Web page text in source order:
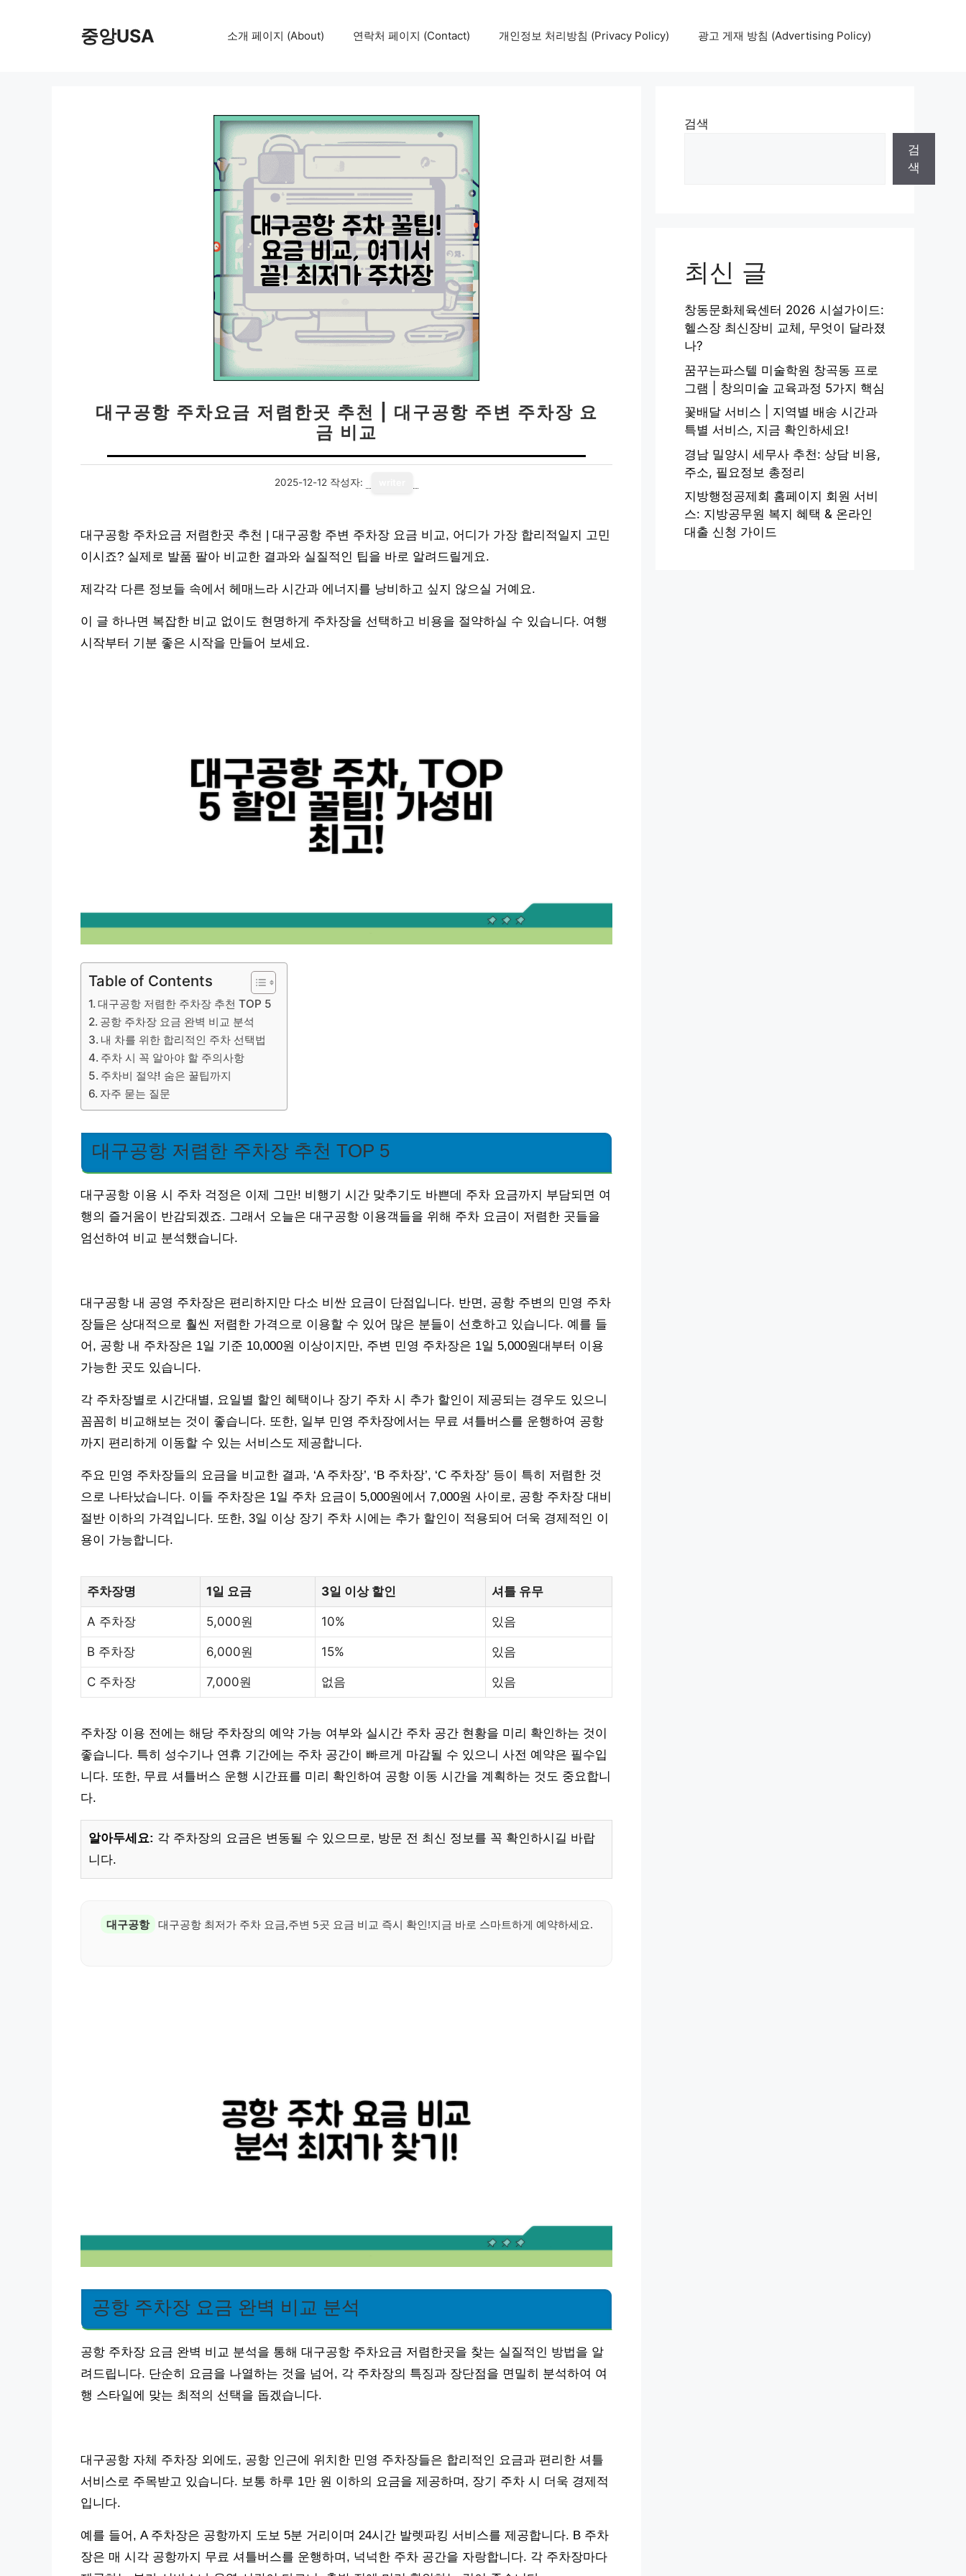
중앙USA 소개 페이지 (About) 연락처 페이지 (Contact) 개인정보 처리방침 (Privacy Policy) 광고 게재 방침 (Advertising Policy)
대구공항 주차요금 저렴한곳 추천 | 대구공항 주변 주차장 요
금 비교
2025-12-12 작성자:
대구공항 주차요금 저렴한곳 추천 | 대구공항 주변 주차장 요금 비교, 어디가 가장 합리적일지 고민
이시죠? 실제로 발품 팔아 비교한 결과와 실질적인 팁을 바로 알려드릴게요.
제각각 다른 정보들 속에서 헤매느라 시간과 에너지를 낭비하고 싶지 않으실 거예요.
이 글 하나면 복잡한 비교 없이도 현명하게 주차장을 선택하고 비용을 절약하실 수 있습니다. 여행
시작부터 기분 좋은 시작을 만들어 보세요.
Table of Contents
대구공항 저렴한 주차장 추천 TOP 5
공항 주차장 요금 완벽 비교 분석
내 차를 위한 합리적인 주차 선택법
주차 시 꼭 알아야 할 주의사항
주차비 절약! 숨은 꿀팁까지
자주 묻는 질문
대구공항 저렴한 주차장 추천 TOP 5
대구공항 이용 시 주차 걱정은 이제 그만! 비행기 시간 맞추기도 바쁜데 주차 요금까지 부담되면 여
행의 즐거움이 반감되겠죠. 그래서 오늘은 대구공항 이용객들을 위해 주차 요금이 저렴한 곳들을
엄선하여 비교 분석했습니다.
대구공항 내 공영 주차장은 편리하지만 다소 비싼 요금이 단점입니다. 반면, 공항 주변의 민영 주차
장들은 상대적으로 훨씬 저렴한 가격으로 이용할 수 있어 많은 분들이 선호하고 있습니다. 예를 들
어, 공항 내 주차장은 1일 기준 10,000원 이상이지만, 주변 민영 주차장은 1일 5,000원대부터 이용
가능한 곳도 있습니다.
각 주차장별로 시간대별, 요일별 할인 혜택이나 장기 주차 시 추가 할인이 제공되는 경우도 있으니
꼼꼼히 비교해보는 것이 좋습니다. 또한, 일부 민영 주차장에서는 무료 셔틀버스를 운행하여 공항
까지 편리하게 이동할 수 있는 서비스도 제공합니다.
주요 민영 주차장들의 요금을 비교한 결과, ‘A 주차장’, ‘B 주차장’, ‘C 주차장’ 등이 특히 저렴한 것
으로 나타났습니다. 이들 주차장은 1일 주차 요금이 5,000원에서 7,000원 사이로, 공항 주차장 대비
절반 이하의 가격입니다. 또한, 3일 이상 장기 주차 시에는 추가 할인이 적용되어 더욱 경제적인 이
용이 가능합니다.
주차장명 1일 요금 3일 이상 할인 셔틀 유무
A 주차장 5,000원 10% 있음
B 주차장 6,000원 15% 있음
C 주차장 7,000원 없음 있음
주차장 이용 전에는 해당 주차장의 예약 가능 여부와 실시간 주차 공간 현황을 미리 확인하는 것이
좋습니다. 특히 성수기나 연휴 기간에는 주차 공간이 빠르게 마감될 수 있으니 사전 예약은 필수입
니다. 또한, 무료 셔틀버스 운행 시간표를 미리 확인하여 공항 이동 시간을 계획하는 것도 중요합니
다.
알아두세요: 각 주차장의 요금은 변동될 수 있으므로, 방문 전 최신 정보를 꼭 확인하시길 바랍
니다.
대구공항 대구공항 최저가 주차 요금,주변 5곳 요금 비교 즉시 확인!지금 바로 스마트하게 예약하세요.
공항 주차장 요금 완벽 비교 분석
공항 주차장 요금 완벽 비교 분석을 통해 대구공항 주차요금 저렴한곳을 찾는 실질적인 방법을 알
려드립니다. 단순히 요금을 나열하는 것을 넘어, 각 주차장의 특징과 장단점을 면밀히 분석하여 여
행 스타일에 맞는 최적의 선택을 돕겠습니다.
대구공항 자체 주차장 외에도, 공항 인근에 위치한 민영 주차장들은 합리적인 요금과 편리한 셔틀
서비스로 주목받고 있습니다. 보통 하루 1만 원 이하의 요금을 제공하며, 장기 주차 시 더욱 경제적
입니다.
예를 들어, A 주차장은 공항까지 도보 5분 거리이며 24시간 발렛파킹 서비스를 제공합니다. B 주차
장은 매 시각 공항까지 무료 셔틀버스를 운행하며, 넉넉한 주차 공간을 자랑합니다. 각 주차장마다
검색
검
색
최신 글
창동문화체육센터 2026 시설가이드:
헬스장 최신장비 교체, 무엇이 달라졌
나?
꿈꾸는파스텔 미술학원 창곡동 프로
그램 | 창의미술 교육과정 5가지 핵심
꽃배달 서비스 | 지역별 배송 시간과
특별 서비스, 지금 확인하세요!
경남 밀양시 세무사 추천: 상담 비용,
주소, 필요정보 총정리
지방행정공제회 홈페이지 회원 서비
스: 지방공무원 복지 혜택 & 온라인
대출 신청 가이드